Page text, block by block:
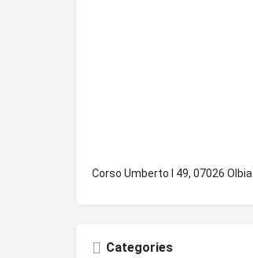
Corso Umberto I 49, 07026
Categories